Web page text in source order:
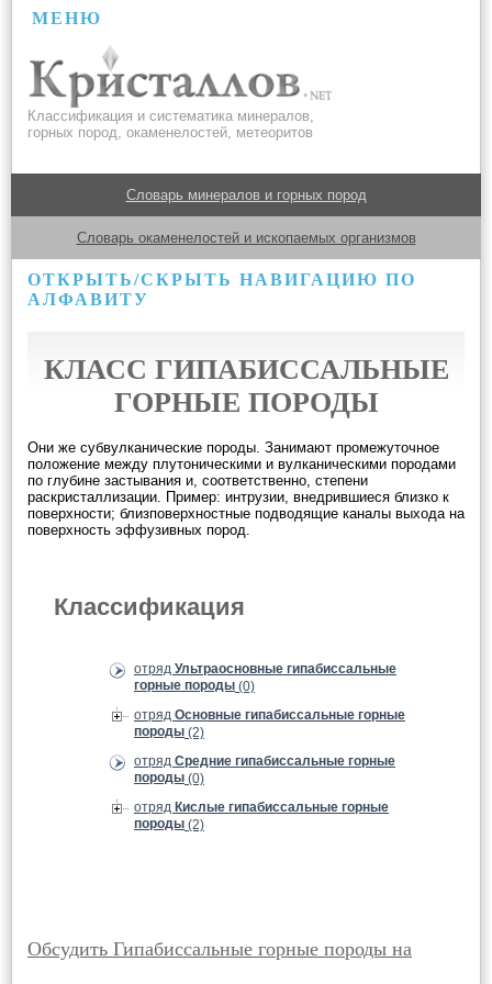
МЕНЮ
Классификация и систематика минералов,
горных пород, окаменелостей, метеоритов
Словарь минералов и горных пород
Словарь окаменелостей и ископаемых организмов
ОТКРЫТЬ/СКРЫТЬ НАВИГАЦИЮ ПО
АЛФАВИТУ
КЛАСС ГИПАБИССАЛЬНЫЕ
ГОРНЫЕ ПОРОДЫ
Они же субвулканические породы. Занимают промежуточное
положение между плутоническими и вулканическими породами
по глубине застывания и, соответственно, степени
раскристаллизации. Пример: интрузии, внедрившиеся близко к
поверхности; близповерхностные подводящие каналы выхода на
поверхность эффузивных пород.
Классификация
отряд Ультраосновные гипабиссальные
горные породы (0)
отряд Основные гипабиссальные горные
породы (2)
отряд Средние гипабиссальные горные
породы (0)
отряд Кислые гипабиссальные горные
породы (2)
Обсудить Гипабиссальные горные породы на